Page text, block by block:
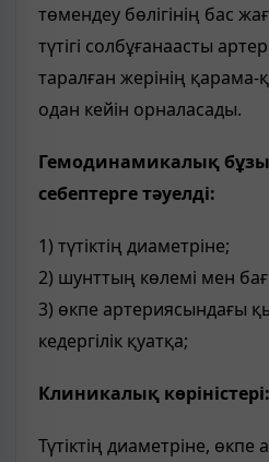
төмендеу бөлігінің бас
түтігі солбұғанаасты
таралған жерінің
одан кейін орналасады.
Гемодинамикалық
себептерге тәуелді:
1) түтіктің диаметріне;
2) шунттың көлемі мен
3) өкпе артериясындағы
кедергілік қуатқа;
Клиникалық көріністері:
Түтіктің диаметріне,